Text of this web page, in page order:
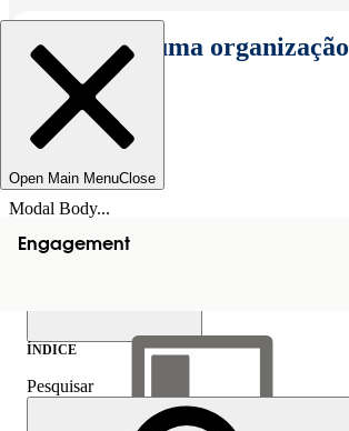
Selecionar uma organização
Open Main MenuClose
Modal Body...
Engagement
ÍNDICE
Pesquisar